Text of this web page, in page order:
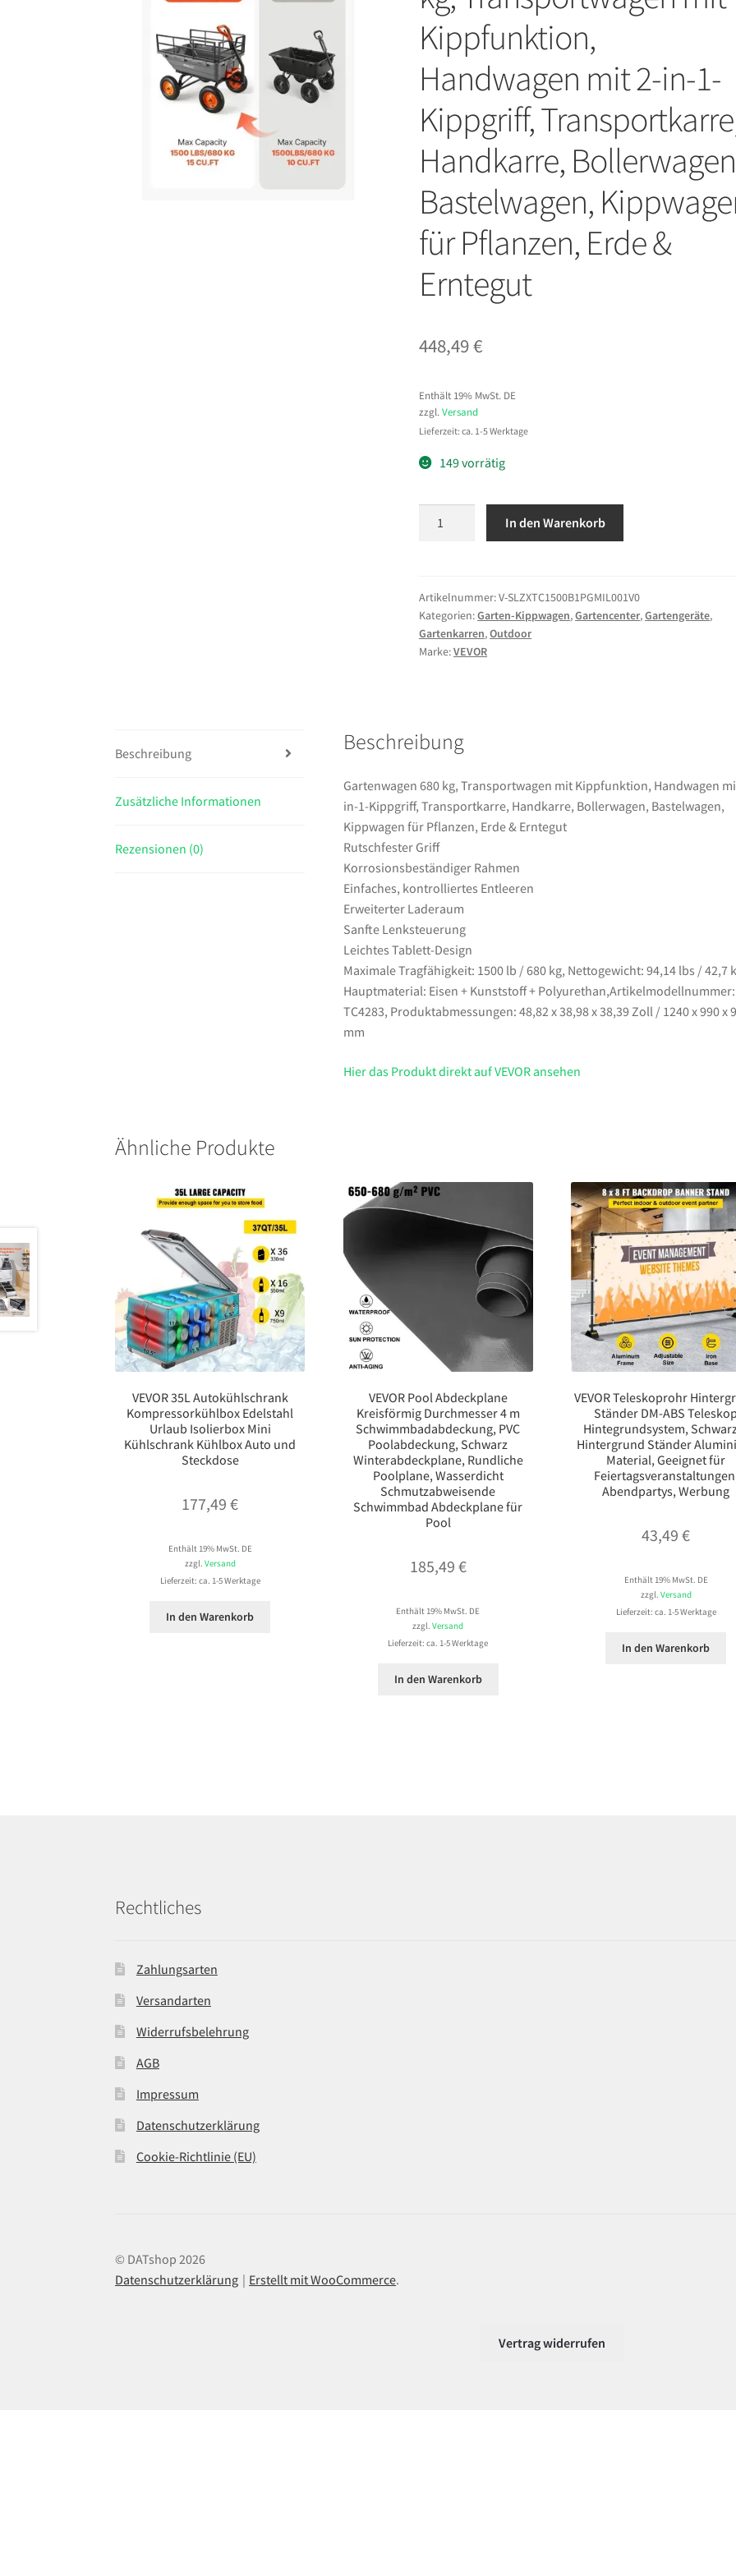
Kippfunktion,
Handwagen mit 2-in-1-
Kippgriff,
Handkarre,
Bastelwagen,
für Pflanzen, Erde &
Erntegut
448,49€
Enthält 19% MwSt. DE
zzgl.Versand
Lieferzeit: ca. 1-5 Werktage
149 vorrätig
Transportwagen
mit
Kippfunktion,
Handwagen
1-
Transportkarre,
Handkarre,
Bollerwagen,
Bastelwagen,
Kippwagen
für
Pflanzen,
Erde
&
Erntegut
Menge
In den Warenkorb
Artikelnummer:V-SLZXTC1500B1PGMIL001V0
Kategorien:Garten-Kippwagen,Gartencenter,Gartengeräte,
Gartenkarren,Outdoor
Marke:VEVOR
Beschreibung
Zusätzliche Informationen
Rezensionen (0)
Beschreibung
Gartenwagen 680 kg, Transportwagen mit Kippfunktion, Handwagen
in-1-Kippgriff, Transportkarre, Handkarre, Bollerwagen, Bastelwagen,
Kippwagen für Pflanzen, Erde & Erntegut
Rutschfester Griff
Korrosionsbeständiger Rahmen
Einfaches, kontrolliertes Entleeren
Erweiterter Laderaum
Sanfte Lenksteuerung
Leichtes Tablett-Design
Maximale Tragfähigkeit: 1500 lb / 680 kg, Nettogewicht: 94,14 lbs / 42,7
Hauptmaterial: Eisen + Kunststoff + Polyurethan,Artikelmodellnummer:
TC4283, Produktabmessungen: 48,82 x 38,98 x 38,39 Zoll / 1240 x 990 x
mm
Hier das Produkt direkt auf VEVOR ansehen
Ähnliche Produkte
VEVOR 35L Autokühlschrank
Kompressorkühlbox Edelstahl
Urlaub Isolierbox Mini
Kühlschrank Kühlbox Auto und
Steckdose
177,49€
Enthält 19% MwSt. DE
zzgl. Versand
Lieferzeit: ca. 1-5 Werktage
In den Warenkorb
VEVOR Pool Abdeckplane
Kreisförmig Durchmesser 4 m
Schwimmbadabdeckung, PVC
Poolabdeckung, Schwarz
Winterabdeckplane, Rundliche
Poolplane, Wasserdicht
Schmutzabweisende
Schwimmbad Abdeckplane für
Pool
185,49 €
Enthält 19% MwSt. DE
zzgl.Versand
Lieferzeit: ca. 1-5 Werktage
In den Warenkorb
VEVOR Teleskoprohr
Ständer DM-ABS Teleskop
Hintegrundsystem,
Hintergrund Ständer
Material, Geeignet für
Abendpartys, Werbung
43,49€
Enthält 19% MwSt. DE
zzgl. Versand
Lieferzeit: ca. 1-5 Werktage
In den Warenkorb
Rechtliches
Zahlungsarten
Versandarten
Widerrufsbelehrung
AGB
Impressum
Datenschutzerklärung
Cookie-Richtlinie (EU)
© DATshop 2026
Datenschutzerklärung
Erstellt mit WooCommerce.
Vertrag widerrufen